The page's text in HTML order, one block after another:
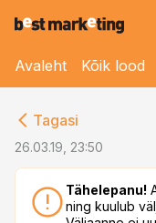
Avaleht Kõik lood
Tagasi
26.03.19, 23:50
Tähelepanu!
ning kuulub